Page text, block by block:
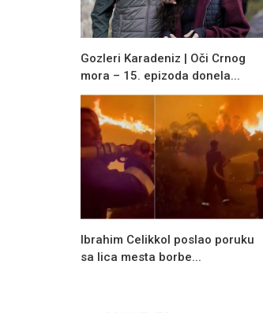
Gozleri Karadeniz | Oči Crnog
mora – 15. epizoda donela...
Ibrahim Celikkol poslao poruku
sa lica mesta borbe...